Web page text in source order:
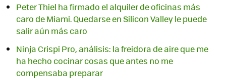
Peter Thiel ha firmado el alquiler de oficinas más
caro de Miami. Quedarse en Silicon Valley le puede
salir aún más caro
Ninja Crispi Pro, análisis: la freidora de aire que me
ha hecho cocinar cosas que antes no me
compensaba preparar